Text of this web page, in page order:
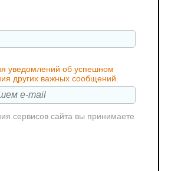
уведомлений об успешном
других важных сообщений.
сервисов сайта вы принимаете